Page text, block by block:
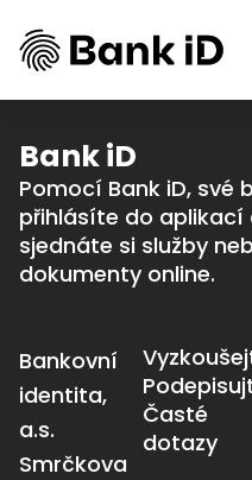
Bank iD
Pomocí Bank iD, své
přihlásíte do aplikací
sjednáte si služby
dokumenty online.
Bankovní
identita,
a.s.
Smrčkova
Časté
dotazy